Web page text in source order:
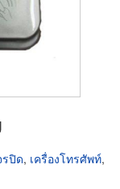
ปิด, เครื่องโทรศัพท์,